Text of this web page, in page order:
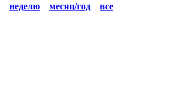
неделю месяц/год
все